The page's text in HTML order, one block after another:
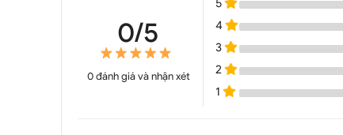
0/5
0đánh giá và nhận xét
5
4
3
2
1